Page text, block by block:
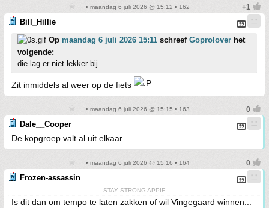
• maandag 6 juli 2026 @ 15:12 • 162
Bill_Hillie
Op maandag 6 juli 2026 15:11 schreef Goprolover het
volgende:
die lag er niet lekker bij
Zit inmiddels al weer op de fiets
• maandag 6 juli 2026 @ 15:15 • 163
Dale__Cooper
De kopgroep valt al uit elkaar
• maandag 6 juli 2026 @ 15:16 • 164
Frozen-assassin
STAY STRONG APPIE
Is dit dan om tempo te laten zakken of wil Vingegaard winnen...